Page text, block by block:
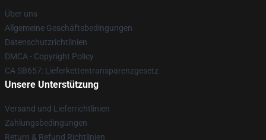
Über uns
Allgemeine Geschäftsbedingungen
Datenschutzrichtlinien
DMCA - Copyright Policy
CA SB657: Lieferkettentransparenzgesetz
Unsere Unterstützung
Versand und Lieferrichtlinien
Zahlungsbedingungen
Return & Refund Richtlinien